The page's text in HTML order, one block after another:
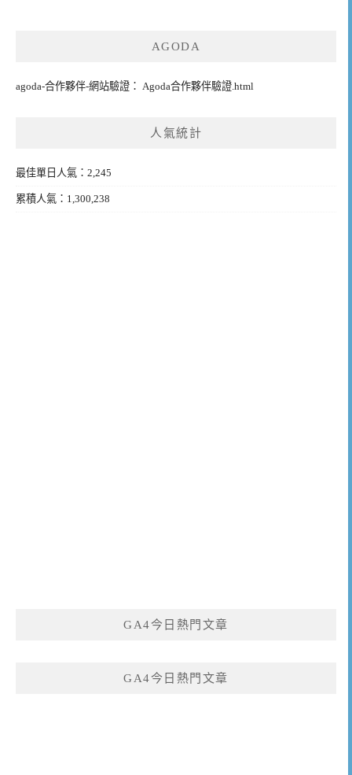
AGODA
agoda-合作夥伴-網站驗證： Agoda合作夥伴驗證.html
人氣統計
最佳單日人氣：2,245
累積人氣：1,300,238
GA4今日熱門文章
GA4今日熱門文章